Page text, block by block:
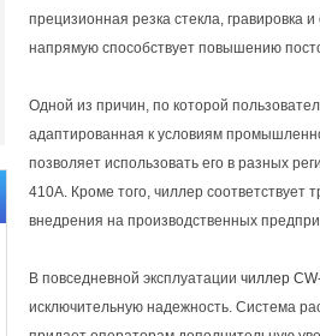
прецизионная резка стекла, гравировка
напрямую способствует повышению
Одной из причин, по которой
адаптированная к условиям
позволяет использовать его в разных
410A. Кроме того, чиллер соответствует
внедрения на производственных
В повседневной эксплуатации чиллер
исключительную надежность. Система